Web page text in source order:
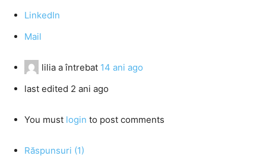
LinkedIn
Mail
lilia a întrebat 14 ani ago
last edited 2 ani ago
You must login to post comments
Răspunsuri (1)